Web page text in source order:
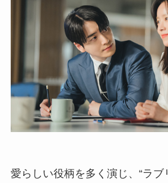
愛らしい役柄を多く演じ、“ラブ